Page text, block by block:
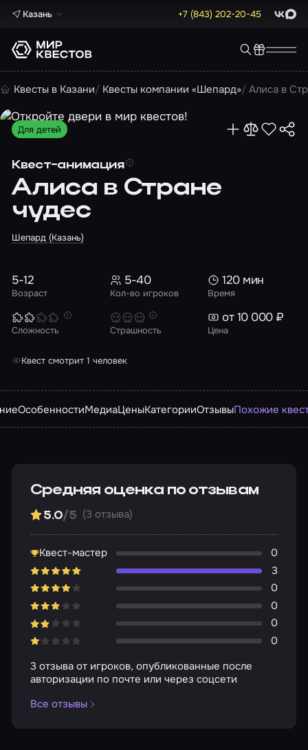
Казань +7 (843) 202-20-45 Max
Квесты в Казани Квесты компании «Шепард» Алиса в
Для детей
Квест-анимация
Алиса в Стране
чудес
Шепард (Казань)
Возраст
5-12
Кол-во игроков
5-40
Время
120 мин
Сложность Страшность Цена
от 10 000 ₽
Квест смотрит 1 человек
ОсобенностиМедиаЦеныКатегорииОтзывыПохожие
Средняя оценка по отзывам
5.0/5 (3 отзыва)
Квест-мастер
0
3
0
0
0
0
3 отзыва от игроков, опубликованные после
авторизации по почте или через соцсети
Все отзывы